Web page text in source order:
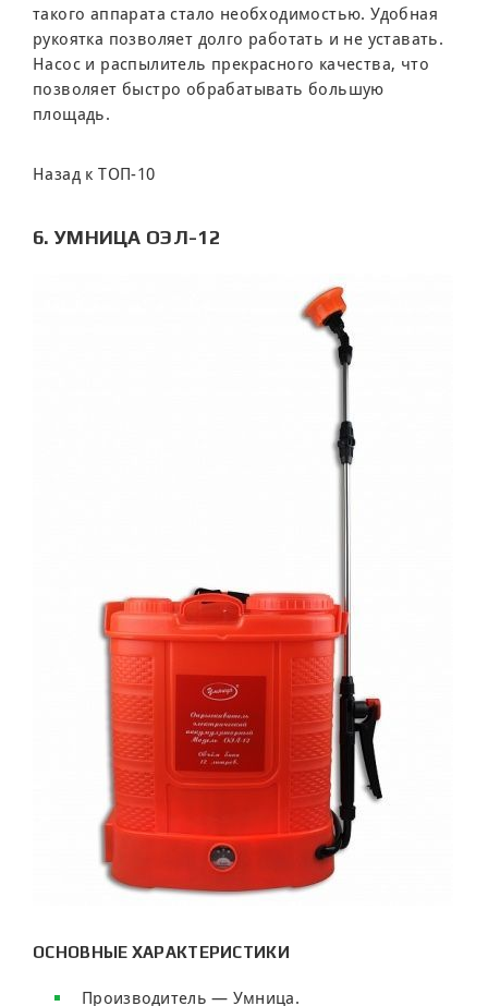
такого аппарата стало необходимостью. Удобная
рукоятка позволяет долго работать и не уставать.
Насос и распылитель прекрасного качества, что
позволяет быстро обрабатывать большую
площадь.
Назад к ТОП-10
6. УМНИЦА ОЭЛ-12
ОСНОВНЫЕ ХАРАКТЕРИСТИКИ
Производитель — Умница.